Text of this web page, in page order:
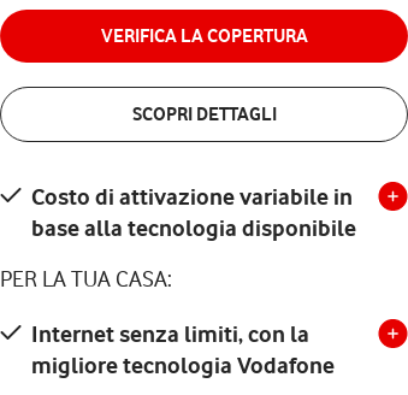
VERIFICA LA COPERTURA
SCOPRI DETTAGLI
Costo di attivazione variabile in
base alla tecnologia disponibile
PER LA TUA CASA:
Internet senza limiti, con la
migliore tecnologia Vodafone